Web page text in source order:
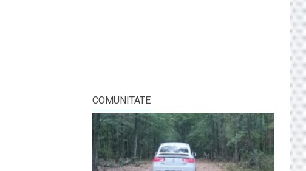
COMUNITATE